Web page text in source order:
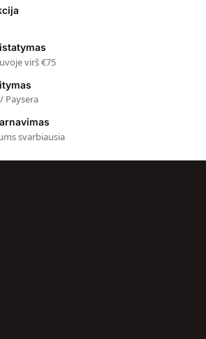
virš €75
Paysera
svarbiausia